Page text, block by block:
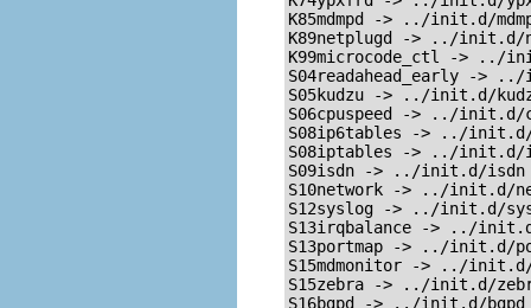
K85mdmpd -> ../init.d/
K89netplugd -> ../init.d/
K99microcode_ctl -> ../
S04readahead_early ->
S05kudzu -> ../init.d/
S06cpuspeed -> ../init.d/
S08ip6tables -> ../
S08iptables -> ../init.d/
S09isdn -> ../init.d/isdn
S10network -> ../init.d/
S12syslog -> ../init.d/
S13irqbalance -> ../
S13portmap -> ../init.d/
S15mdmonitor -> ../init.d/
S15zebra -> ../init.d/
S16bgpd -> ../init.d/bgpd